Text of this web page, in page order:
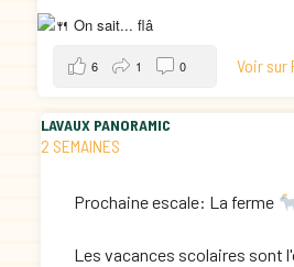
Voir sur
6 1 0
LAVAUX PANORAMIC
2 SEMAINES
Prochaine escale: La ferme
Les vacances scolaires sont